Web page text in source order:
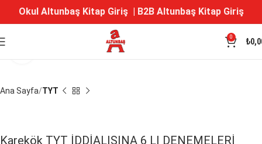
Okul Altunbaş Kitap Giriş| B2B Altunbaş Kitap Giriş
0 ₺
Büyütmek için tıklayın
Ana Sayfa TYT
Karekök TYT İDDİALISINA 6 LI DENEMELERİ